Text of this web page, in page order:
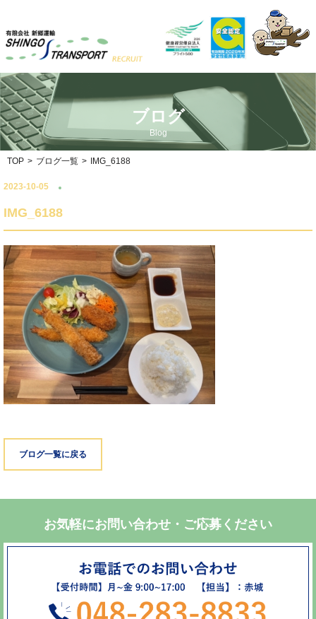
ブログ
Blog
TOP > ブログ一覧 > IMG_6188
2023-10-05
IMG_6188
ブログ一覧に戻る
お気軽にお問い合わせ・ご応募ください